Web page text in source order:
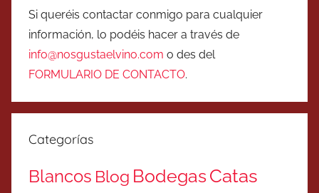
Si queréis contactar conmigo para cualquier
información, lo podéis hacer a través de
info@nosgustaelvino.com o des del
FORMULARIO DE CONTACTO.
Categorías
Blancos Blog BodegasCatas